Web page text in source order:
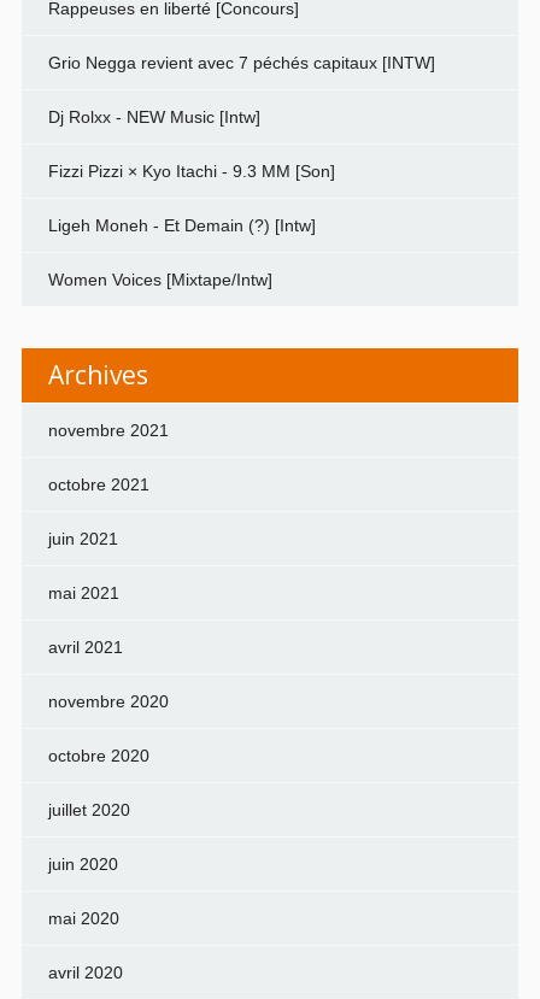
Rappeuses en liberté [Concours]
Grio Negga revient avec 7 péchés capitaux [INTW]
Dj Rolxx - NEW Music [Intw]
Fizzi Pizzi × Kyo Itachi - 9.3 MM [Son]
Ligeh Moneh - Et Demain (?) [Intw]
Women Voices [Mixtape/Intw]
Archives
novembre 2021
octobre 2021
juin 2021
mai 2021
avril 2021
novembre 2020
octobre 2020
juillet 2020
juin 2020
mai 2020
avril 2020